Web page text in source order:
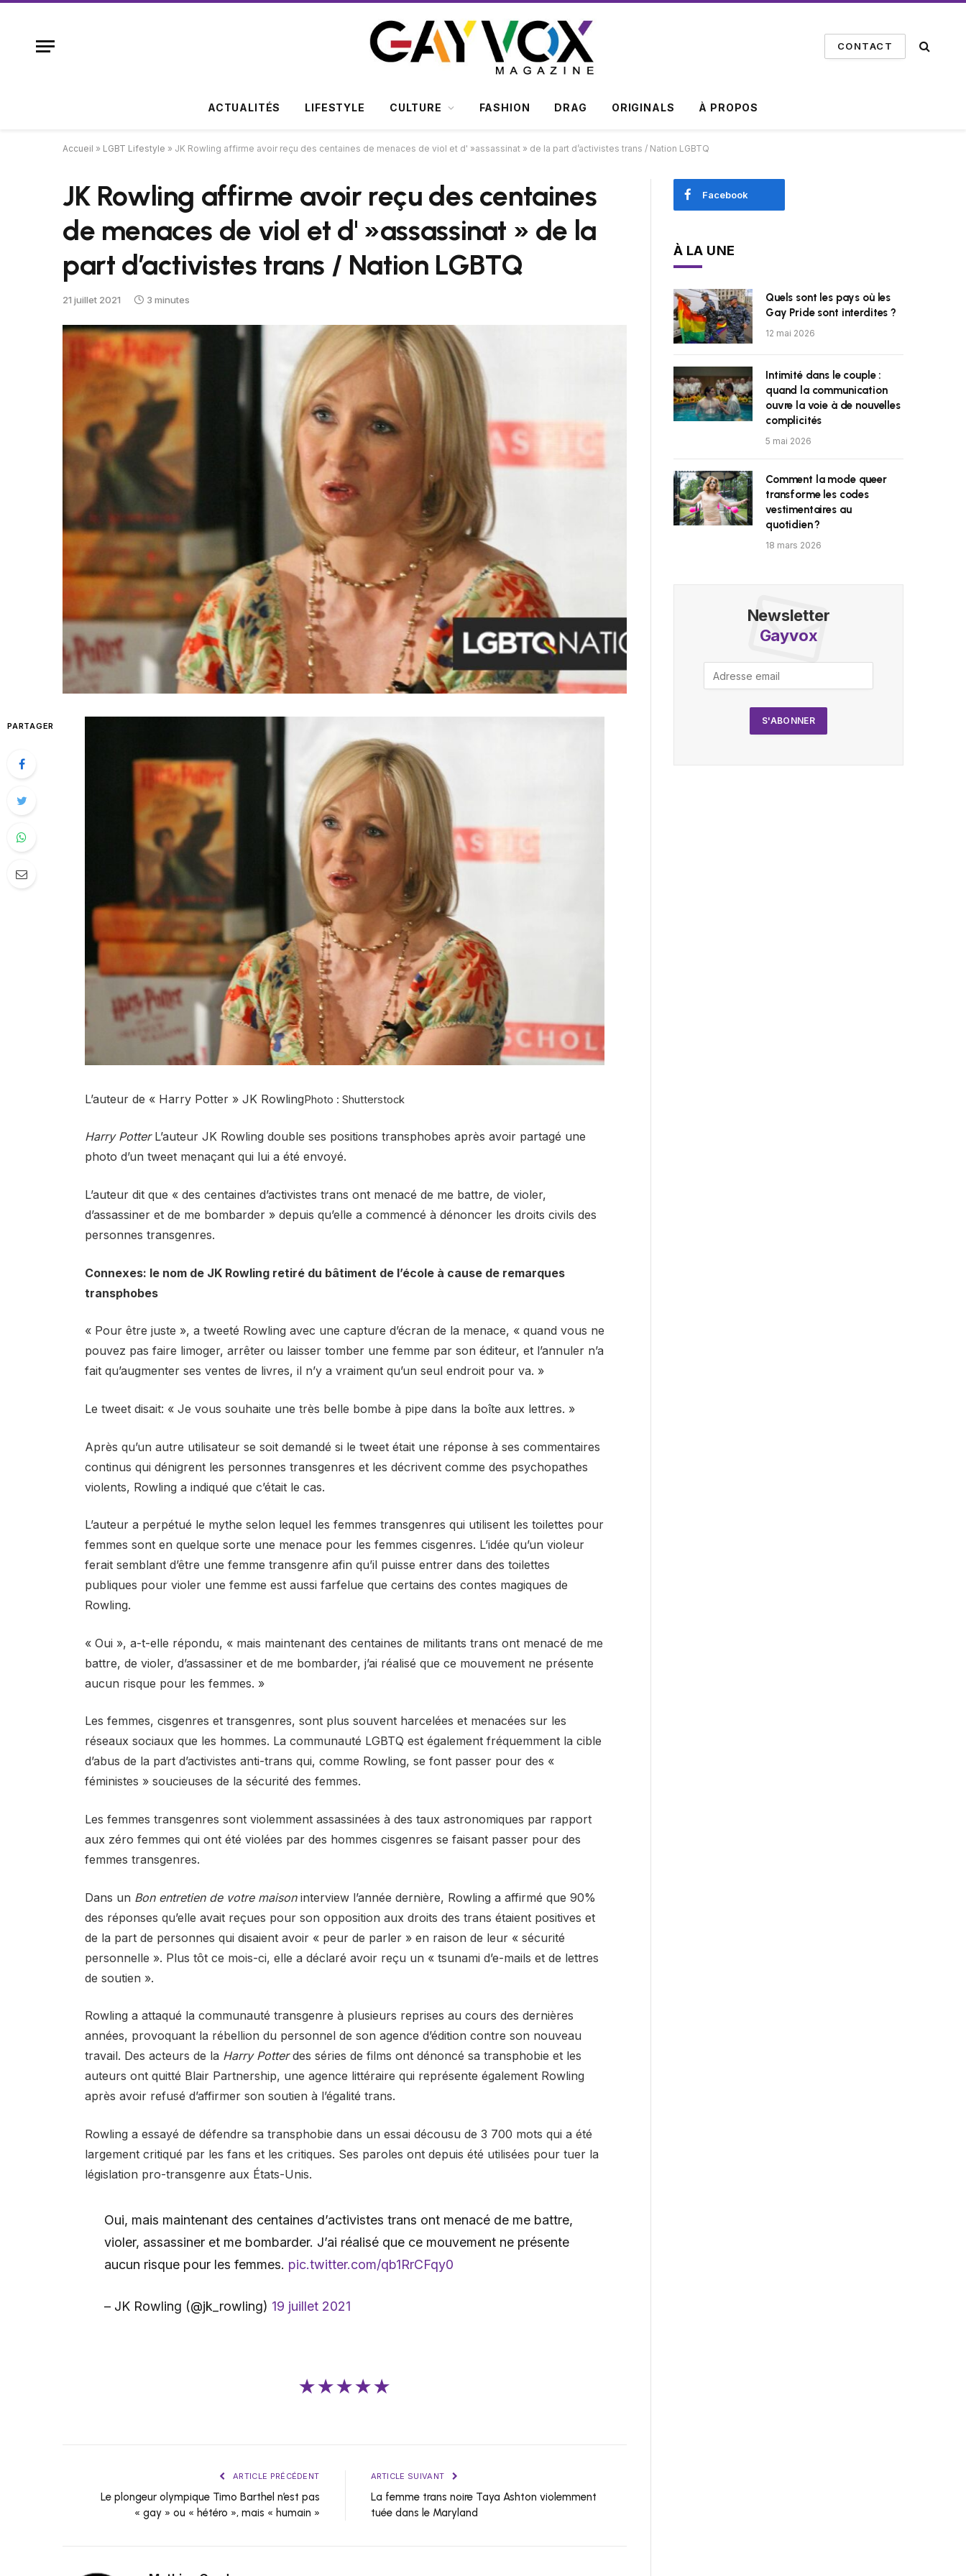
CONTACT
ACTUALITÉS LIFESTYLE CULTURE FASHION DRAG ORIGINALS À PROPOS
Accueil » LGBT Lifestyle » JK Rowling affirme avoir reçu des centaines de menaces de viol et d' »assassinat » de la part d’activistes trans / Nation LGBTQ
JK Rowling affirme avoir reçu des centaines
de menaces de viol et d' »assassinat » de la
part d’activistes trans / Nation LGBTQ
21 juillet 2021 3 minutes
PARTAGER
L’auteur de « Harry Potter » JK RowlingPhoto : Shutterstock
Harry PotterL’auteur JK Rowling double ses positions transphobes après avoir partagé une
photo d’un tweet menaçant qui lui a été envoyé.
L’auteur dit que « des centaines d’activistes trans ont menacé de me battre, de violer,
d’assassiner et de me bombarder » depuis qu’elle a commencé à dénoncer les droits civils des
personnes transgenres.
Connexes: le nom de JK Rowling retiré du bâtiment de l’école à cause de remarques
transphobes
« Pour être juste », a tweeté Rowling avec une capture d’écran de la menace, « quand vous ne
pouvez pas faire limoger, arrêter ou laisser tomber une femme par son éditeur, et l’annuler n’a
fait qu’augmenter ses ventes de livres, il n’y a vraiment qu’un seul endroit pour va. »
Le tweet disait: « Je vous souhaite une très belle bombe à pipe dans la boîte aux lettres. »
Après qu’un autre utilisateur se soit demandé si le tweet était une réponse à ses commentaires
continus qui dénigrent les personnes transgenres et les décrivent comme des psychopathes
violents, Rowling a indiqué que c’était le cas.
L’auteur a perpétué le mythe selon lequel les femmes transgenres qui utilisent les toilettes pour
femmes sont en quelque sorte une menace pour les femmes cisgenres. L’idée qu’un violeur
ferait semblant d’être une femme transgenre afin qu’il puisse entrer dans des toilettes
publiques pour violer une femme est aussi farfelue que certains des contes magiques de
Rowling.
« Oui », a-t-elle répondu, « mais maintenant des centaines de militants trans ont menacé de me
battre, de violer, d’assassiner et de me bombarder, j’ai réalisé que ce mouvement ne présente
aucun risque pour les femmes. »
Les femmes, cisgenres et transgenres, sont plus souvent harcelées et menacées sur les
réseaux sociaux que les hommes. La communauté LGBTQ est également fréquemment la cible
d’abus de la part d’activistes anti-trans qui, comme Rowling, se font passer pour des «
féministes » soucieuses de la sécurité des femmes.
Les femmes transgenres sont violemment assassinées à des taux astronomiques par rapport
aux zéro femmes qui ont été violées par des hommes cisgenres se faisant passer pour des
femmes transgenres.
Dans un Bon entretien de votre maisoninterview l’année dernière, Rowling a affirmé que 90%
des réponses qu’elle avait reçues pour son opposition aux droits des trans étaient positives et
de la part de personnes qui disaient avoir « peur de parler » en raison de leur « sécurité
personnelle ». Plus tôt ce mois-ci, elle a déclaré avoir reçu un « tsunami d’e-mails et de lettres
de soutien ».
Rowling a attaqué la communauté transgenre à plusieurs reprises au cours des dernières
années, provoquant la rébellion du personnel de son agence d’édition contre son nouveau
travail. Des acteurs de la Harry Potterdes séries de films ont dénoncé sa transphobie et les
auteurs ont quitté Blair Partnership, une agence littéraire qui représente également Rowling
après avoir refusé d’affirmer son soutien à l’égalité trans.
Rowling a essayé de défendre sa transphobie dans un essai décousu de 3 700 mots qui a été
largement critiqué par les fans et les critiques. Ses paroles ont depuis été utilisées pour tuer la
législation pro-transgenre aux États-Unis.
Oui, mais maintenant des centaines d’activistes trans ont menacé de me battre,
violer, assassiner et me bombarder. J’ai réalisé que ce mouvement ne présente
aucun risque pour les femmes. pic.twitter.com/qb1RrCFqy0
– JK Rowling (@jk_rowling) 19 juillet 2021
★★★★★
ARTICLE PRÉCÉDENT
Le plongeur olympique Timo Barthel n’est pas
« gay » ou « hétéro », mais « humain »
ARTICLE SUIVANT
La femme trans noire Taya Ashton violemment
tuée dans le Maryland
Facebook
À LA UNE
Quels sont les pays où les
Gay Pride sont interdites ?
12 mai 2026
Intimité dans le couple :
quand la communication
ouvre la voie à de nouvelles
complicités
5 mai 2026
Comment la mode queer
transforme les codes
vestimentaires au
quotidien ?
18 mars 2026
Newsletter
Gayvox